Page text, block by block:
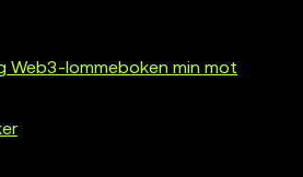
Web3-lommeboken min mot